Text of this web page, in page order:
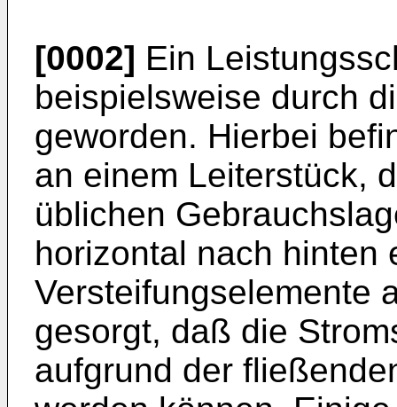
[0002] Ein
beispielsweise durch
geworden. Hierbei
an einem Leiterstück,
üblichen
horizontal nach hinten
Versteifungselemente
gesorgt, daß die
aufgrund der